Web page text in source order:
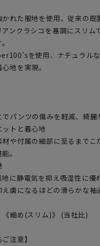
れた服地を使用、従来の
アンクラシコを基調にスリ
を使用、ナチュラル
地を実現。
パンツの傷みを軽減、綺麗
トと着心地
や付属の細部に至るまで
。
地に静電気を抑え吸湿性に
虜になるほどの滑らかな袖
《細め(スリム)》 (当社比)
注意】